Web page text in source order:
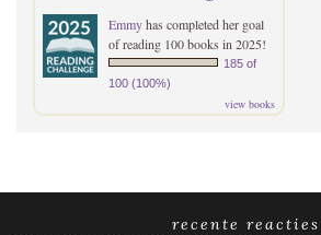
Emmyhas completed her goal
of reading 100 books in 2025!
185 of
100 (100%)
view books
recente reacties